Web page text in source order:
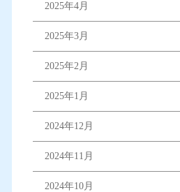
2025年4月
2025年3月
2025年2月
2025年1月
2024年12月
2024年11月
2024年10月